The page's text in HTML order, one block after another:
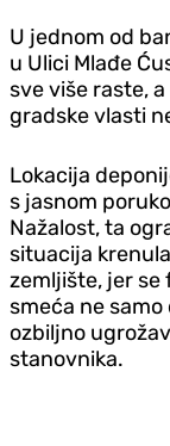
U jednom od
u Ulici Mlađe
sve više raste,
gradske vlasti
Lokacija
s jasnom
Nažalost, ta
situacija
zemljište, jer se
smeća ne
ozbiljno
stanovnika.